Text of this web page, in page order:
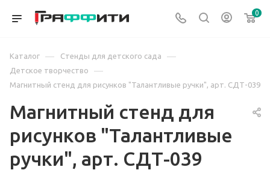
0
Каталог — Стенды для детского сада —
Детское творчество —
Магнитный стенд для рисунков "Талантливые ручки", арт. СДТ-039
Магнитный стенд для
рисунков "Талантливые
ручки", арт. СДТ-039